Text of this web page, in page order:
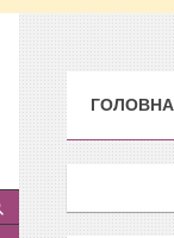
ГОЛОВНА